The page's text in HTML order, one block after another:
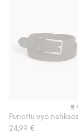
Punottu vyö
24,99 €